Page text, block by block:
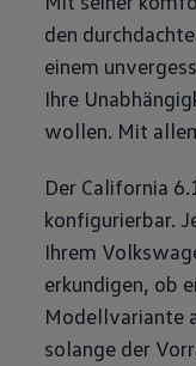
den
einem
Ihre
wollen. Mit
Der California
konfigurierbar.
Ihrem
erkundigen, ob
Modellvariante
solange der